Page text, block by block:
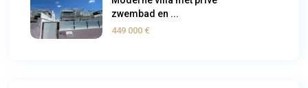
zwembad en ...
449 000 €